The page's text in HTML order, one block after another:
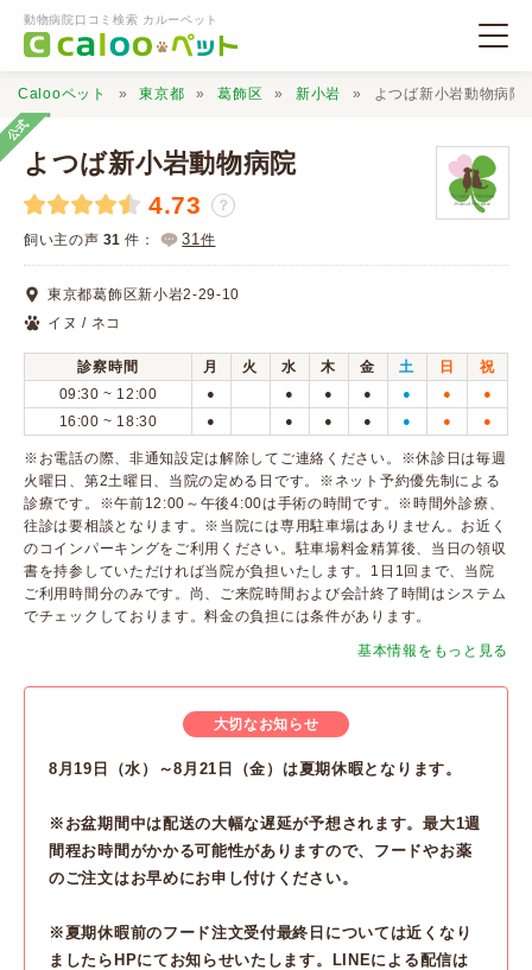
動物病院口コミ検索 カルーペット
動物病院検索
口コミ検索
Calooペットとは？
口コミ投稿
Calooペット 東京都 葛飾区 新小岩 よつば新小岩動物病院
公式
よつば新小岩動物病院
4.73 ？
飼い主の声 31 件： 31件
東京都葛飾区新小岩2-29-10
イヌ / ネコ
診察時間 月 火 水 木 金 土 日
祝
09:30 ~ 12:00
● ● ● ● ● ● ●
16:00 ~ 18:30 ● ● ● ● ● ● ●
※お電話の際、非通知設定は解除してご連絡ください。※休診日は毎週
火曜日、第2土曜日、当院の定める日です。※ネット予約優先制による
診療です。※午前12:00～午後4:00は手術の時間です。※時間外診療、
往診は要相談となります。※当院には専用駐車場はありません。お近く
のコインパーキングをご利用ください。駐車場料金精算後、当日の領収
書を持参していただければ当院が負担いたします。1日1回まで、当院
ご利用時間分のみです。尚、ご来院時間および会計終了時間はシステム
でチェックしております。料金の負担には条件があります。
基本情報をもっと見る
大切なお知らせ
8月19日（水）～8月21日（金）は夏期休暇となります。
※お盆期間中は配送の大幅な遅延が予想されます。最大1週
間程お時間がかかる可能性がありますので、フードやお薬
のご注文はお早めにお申し付けください。
※夏期休暇前のフード注文受付最終日については近くなり
ましたらHPにてお知らせいたします。LINEによる配信は